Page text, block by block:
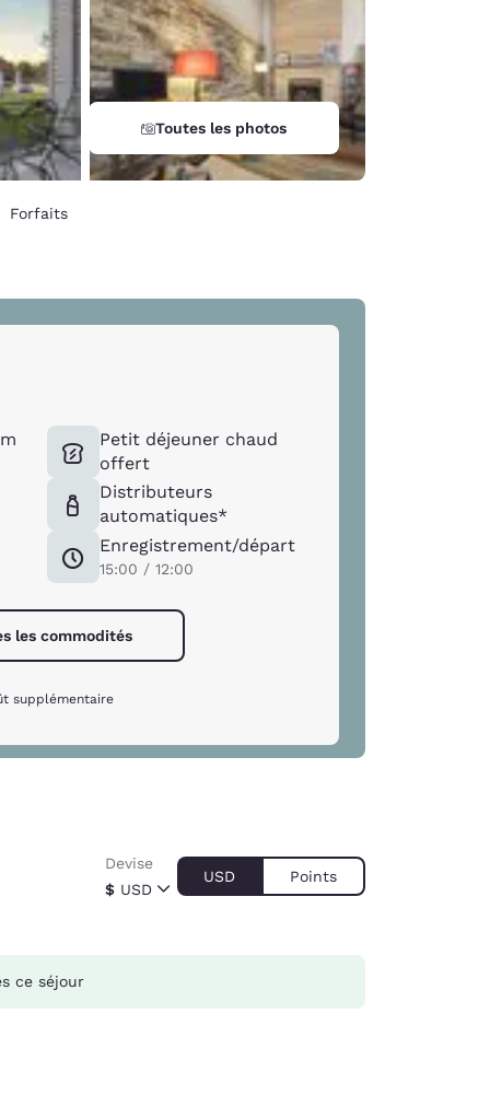
Toutes les photos
Forfaits
Petit déjeuner chaud
offert
Distributeurs
automatiques*
Enregistrement/départ
15:00 / 12:00
les commodités
supplémentaire
$ USD
Devise
USD Points
ce séjour